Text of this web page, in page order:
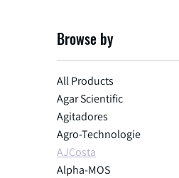
Browse by
All Products
Agar Scientific
Agitadores
Agro-Technologie
AJCosta
Alpha-MOS